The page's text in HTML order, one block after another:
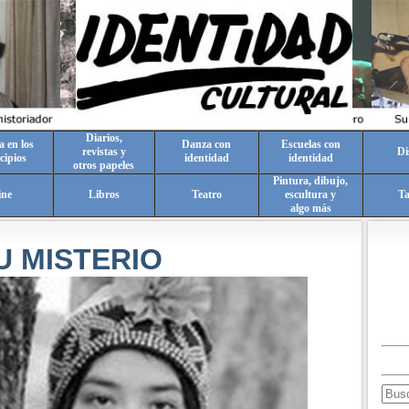
en los
Diarios,
revistas y
otros papeles
Danza con
identidad
Escuelas con
identidad
Libros Teatro
Pintura, dibujo,
escultura y
algo más
MISTERIO